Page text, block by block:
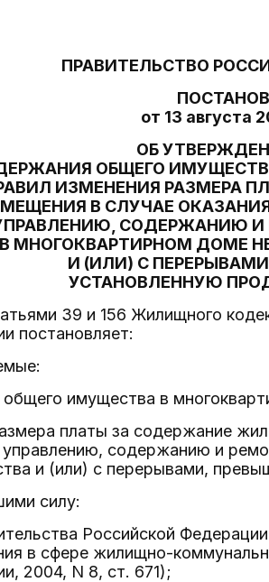
ПРАВИТЕЛЬСТВО
от 13 августа
ОБ
ОБЩЕГО
ИЗМЕНЕНИЯ РАЗМЕРА
В СЛУЧАЕ
СОДЕРЖАНИЮ
В МНОГОКВАРТИРНОМ ДОМЕ
И (ИЛИ) С
УСТАНОВЛЕННУЮ
39 и 156 Жилищного
постановляет:
имущества в
платы за содержание
управлению, содержанию и
и (или) с перерывами,
силу:
Российской
в сфере жилищно-
2004, N 8, ст. 671);